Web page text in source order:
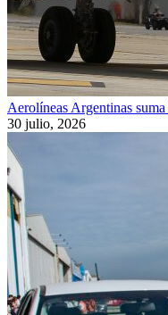
Aerolíneas Argentinas
30 julio, 2026